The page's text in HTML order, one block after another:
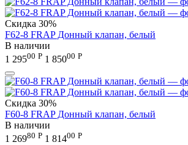
Скидка 30%
F62-8 FRAP Донный клапан, белый
В наличии
1 29500 Р 1 85000 Р
Скидка 30%
F60-8 FRAP Донный клапан, белый
В наличии
1 26980 Р 1 81400 Р